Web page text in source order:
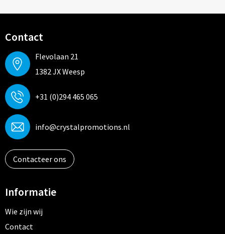
Contact
Flevolaan 21
1382 JX Weesp
+31 (0)294 465 065
info@crystalpromotions.nl
Contacteer ons
Informatie
Wie zijn wij
Contact